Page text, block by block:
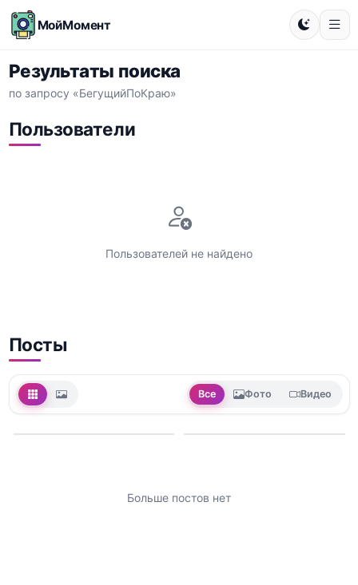
МойМомент
Результаты поиска
по запросу «БегущийПоКраю»
Пользователи
Пользователей не найдено
Посты
Все Фото Видео
Больше постов нет